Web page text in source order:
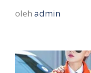
oleh admin